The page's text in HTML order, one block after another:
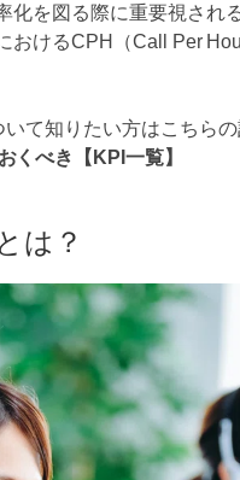
化を図る際に重要視さ
おけるCPH（Call Per
て知りたい方はこちら
くべき【KPI一覧】
は？